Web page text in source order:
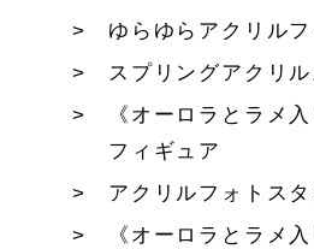
ゆらゆらアクリル
スプリングアクリ
《オーロラとラメ
フィギュア
アクリルフォトスタ
《オーロラとラメ